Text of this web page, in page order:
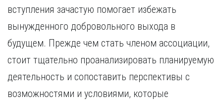
вступления зачастую помогает избежать
вынужденного добровольного выхода в
будущем. Прежде чем стать членом ассоциации,
стоит тщательно проанализировать планируемую
деятельность и сопоставить перспективы с
возможностями и условиями, которые